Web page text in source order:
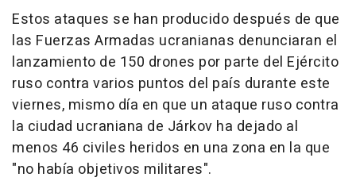
Estos ataques se han producido después de que
las Fuerzas Armadas ucranianas denunciaran el
lanzamiento de 150 drones por parte del Ejército
ruso contra varios puntos del país durante este
viernes, mismo día en que un ataque ruso contra
la ciudad ucraniana de Járkov ha dejado al
menos 46 civiles heridos en una zona en la que
"no había objetivos militares".